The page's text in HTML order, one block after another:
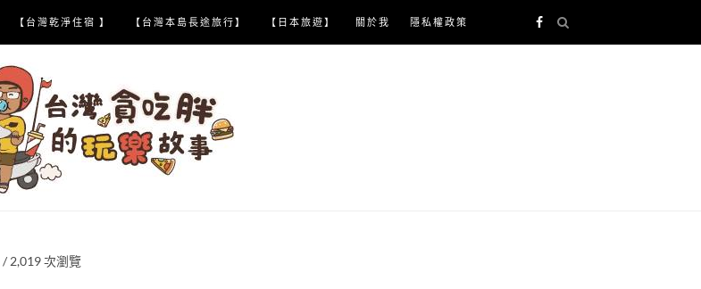
【台灣乾淨住宿 】 【台灣本島長途旅行】 【日本旅遊】 關於我 隱私權政策
/ 2,019次瀏覽